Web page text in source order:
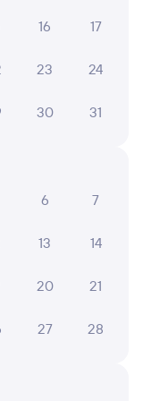
или
ребята!!
16 17
23 24
30 31
6 7
13 14
20 21
27 28